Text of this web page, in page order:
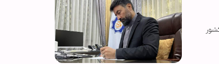
ملی فوتسال زیر ۱۷ سال این کشور